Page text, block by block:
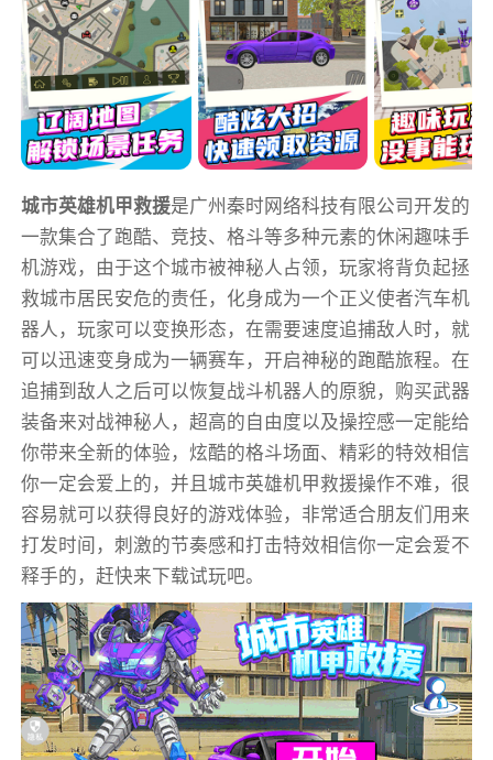
城市英雄机甲救援是广州秦时网络科技有限公司开发的
一款集合了跑酷、竞技、格斗等多种元素的休闲趣味手
机游戏，由于这个城市被神秘人占领，玩家将背负起拯
救城市居民安危的责任，化身成为一个正义使者汽车机
器人，玩家可以变换形态，在需要速度追捕敌人时，就
可以迅速变身成为一辆赛车，开启神秘的跑酷旅程。在
追捕到敌人之后可以恢复战斗机器人的原貌，购买武器
装备来对战神秘人，超高的自由度以及操控感一定能给
你带来全新的体验，炫酷的格斗场面、精彩的特效相信
你一定会爱上的，并且城市英雄机甲救援操作不难，很
容易就可以获得良好的游戏体验，非常适合朋友们用来
打发时间，刺激的节奏感和打击特效相信你一定会爱不
释手的，赶快来下载试玩吧。